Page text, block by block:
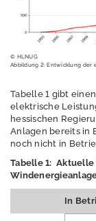
Ü
e
r
u
n
s
P
© HLNUG
Abbildung 2: Entwicklung der
Tabelle 1 gibt
elektrische
hessischen
Anlagen bereits in
noch nicht in
Tabelle 1:
In